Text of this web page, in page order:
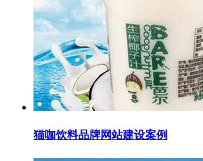
猫咖饮料品牌网站建设案例